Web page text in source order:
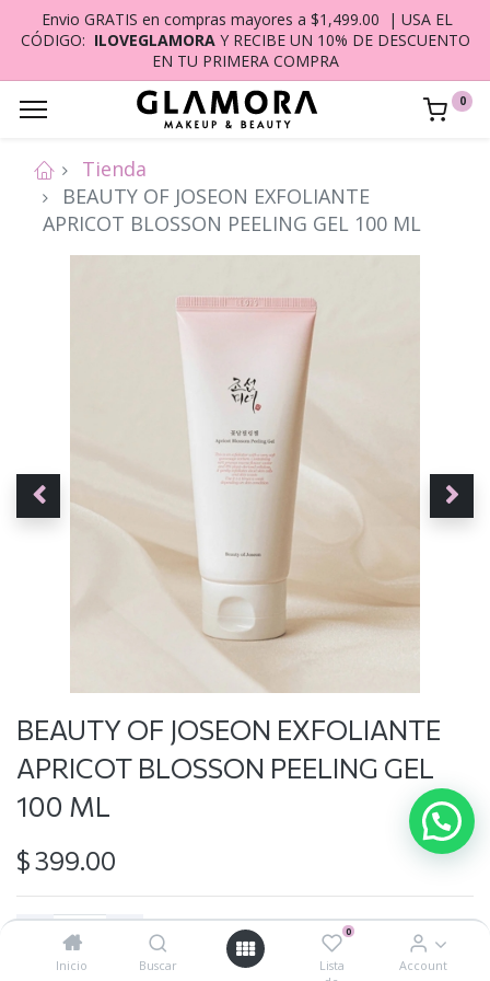
Inicio Buscar
0
Lista
Account
Envio GRATIS en compras mayores a $1,499.00 | USA EL
CÓDIGO: ILOVEGLAMORA Y RECIBE UN 10% DE DESCUENTO
EN TU PRIMERA COMPRA
0
Tienda
BEAUTY OF JOSEON EXFOLIANTE
APRICOT BLOSSON PEELING GEL 100 ML
BEAUTY OF JOSEON EXFOLIANTE
APRICOT BLOSSON PEELING GEL
100 ML
$399.00